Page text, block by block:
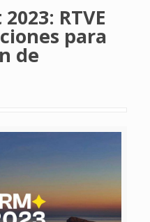
RTVE
para
de